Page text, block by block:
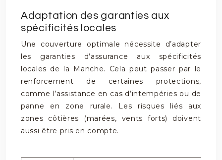
Adaptation des garanties aux
spécificités locales
Une couverture optimale nécessite d’adapter
les garanties d’assurance aux spécificités
locales de la Manche. Cela peut passer par le
renforcement de certaines protections,
comme l’assistance en cas d’intempéries ou de
panne en zone rurale. Les risques liés aux
zones côtières (marées, vents forts) doivent
aussi être pris en compte.